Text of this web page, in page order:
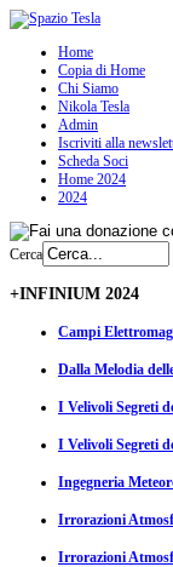
Home
Copia di Home
Chi Siamo
Nikola Tesla
Admin
Iscriviti alla
Scheda Soci
Home 2024
2024
Cerca
+INFINIUM 2024
Campi
Dalla Melodia
I Velivoli Segreti
I Velivoli Segreti
Ingegneria
Irrorazioni
Irrorazioni